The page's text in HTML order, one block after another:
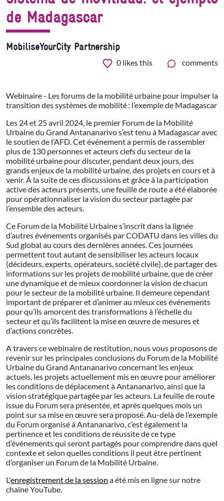
de Madagascar
MobiliseYourCity Partnership
0 likes this comments
Webinaire - Les forums de la mobilité urbaine pour impulser la
transition des systèmes de mobilité : l’exemple de Madagascar
Les 24 et 25 avril 2024, le premier Forum de la Mobilité
Urbaine du Grand Antananarivo s’est tenu à Madagascar avec
le soutien de l’AFD. Cet événement a permis de rassembler
plus de 130 personnes et acteurs clefs du secteur de la
mobilité urbaine pour discuter, pendant deux jours, des
grands enjeux de la mobilité urbaine, des projets en cours et à
venir. À la suite de ces discussions et grâce à la participation
active des acteurs présents, une feuille de route a été élaborée
pour opérationnaliser la vision du secteur partagée par
l’ensemble des acteurs.
Ce Forum de la Mobilité Urbaine s’inscrit dans la lignée
d’autres événements organisés par CODATU dans les villes du
Sud global au cours des dernières années. Ces journées
permettent tout autant de sensibiliser les acteurs locaux
(décideurs, experts, opérateurs, société civile), de partager des
informations sur les projets de mobilité urbaine, que de créer
une dynamique et de mieux coordonner la vision de chacun
pour le secteur de la mobilité urbaine. Il demeure cependant
important de préparer et d’animer au mieux ces événements
pour qu’ils amorcent des transformations à l’échelle du
secteur et qu’ils facilitent la mise en œuvre de mesures et
d’actions concrètes.
A travers ce webinaire de restitution, nous vous proposons de
revenir sur les principales conclusions du Forum de la Mobilité
Urbaine du Grand Antananarivo concernant les enjeux
actuels, les projets actuellement mis en œuvre pour améliorer
les conditions de déplacement à Antananarivo, ainsi que la
vision stratégique partagée par les acteurs. La feuille de route
issue du Forum sera présentée, et après quelques mois un
point sur sa mise en œuvre sera proposé. Au-delà de l’exemple
du Forum organisé à Antananarivo, c’est également la
pertinence et les conditions de réussite de ce type
d’événements qui seront partagés pour comprendre dans quel
contexte et selon quelles conditions il peut être pertinent
d’organiser un Forum de la Mobilité Urbaine.
L'enregistrement de la session a été mis en ligne sur notre
chaîne YouTube.